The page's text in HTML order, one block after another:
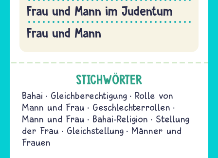
Frau und Mann im Judentum
Frau und Mann
STICHWÖRTER
Bahai Gleichberechtigung
Rolle von
Mann und Frau
Geschlechterrollen
Mann und Frau
Bahai-Religion
Stellung
der Frau
Gleichstellung
Männer und
Frauen